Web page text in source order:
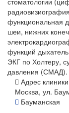
функциональная
шеи, нижних
функций
ЭКГ по Холтеру,
давления (СМАД).
Адрес клиники
Москва, ул.
Бауманская